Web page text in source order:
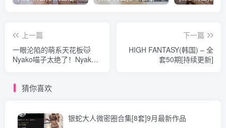
面饼仙儿 – NO.137 新条茜[13P-78.2M]
[6.14]
上一篇
一眼沦陷的萌系天花板🐱
Nyako喵子太绝了！Nyako
下一篇
HIGH FANTASY(韩国) – 全
套50期[持续更新]
猜你喜欢
银蛇大人微密圈合集[8套]9月最新作品